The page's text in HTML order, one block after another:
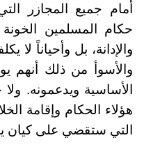
أمام جميع المجازر
حكام المسلمين
والإدانة، بل وأحياناً لا
والأسوأ من ذلك أنهم
الأساسية ويدعمونه. ولا
هؤلاء الحكام وإقامة
التي ستقضي على كيان